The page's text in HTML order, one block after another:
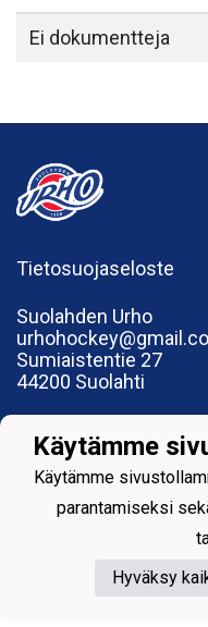
Ei dokumentteja
Tietosuojaseloste
Suolahden Urho
Sumiaistentie 27
44200 Suolahti
Powered by
Käytämme
Käytämme
parantamiseksi
Hyväksy